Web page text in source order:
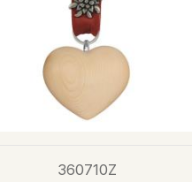
360710Z